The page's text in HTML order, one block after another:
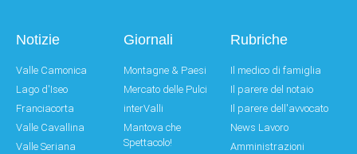
Notizie
Valle Camonica
Lago d'Iseo
Franciacorta
Valle Cavallina
Valle Seriana
Giornali
Montagne & Paesi
Mercato delle Pulci
interValli
Mantova che
Spettacolo!
Rubriche
Il medico di famiglia
Il parere del notaio
Il parere dell'avvocato
News Lavoro
Amministrazioni